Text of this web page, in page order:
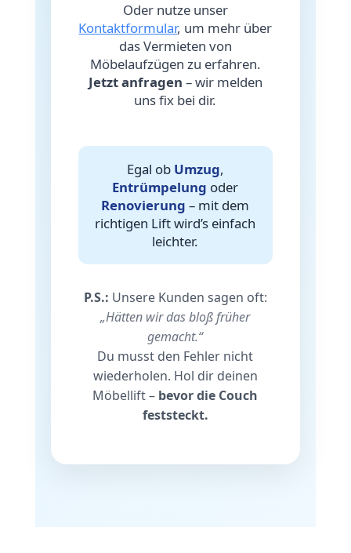
Oder nutze unser
Kontaktformular, um mehr über
das Vermieten von
Möbelaufzügen zu erfahren.
Jetzt anfragen – wir melden
uns fix bei dir.
Egal ob Umzug,
Entrümpelung oder
Renovierung – mit dem
richtigen Lift wird’s einfach
leichter.
P.S.: Unsere Kunden sagen oft:
„Hätten wir das bloß früher
gemacht.“
Du musst den Fehler nicht
wiederholen. Hol dir deinen
Möbellift – bevor die Couch
feststeckt.